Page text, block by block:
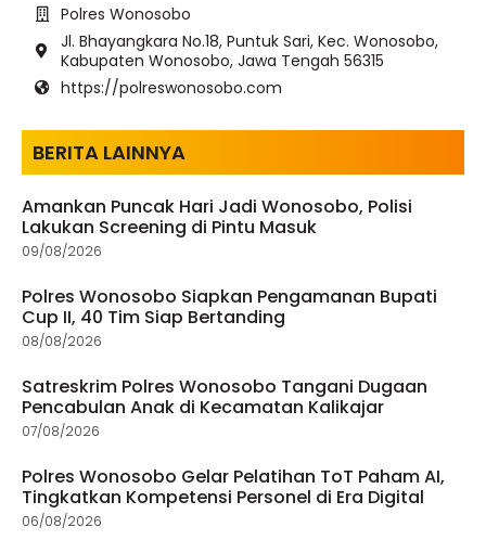
Polres Wonosobo
Jl. Bhayangkara No.18, Puntuk Sari, Kec. Wonosobo,
Kabupaten Wonosobo, Jawa Tengah 56315
https://polreswonosobo.com
BERITA LAINNYA
Amankan Puncak Hari Jadi Wonosobo, Polisi
Lakukan Screening di Pintu Masuk
09/08/2026
Polres Wonosobo Siapkan Pengamanan Bupati
Cup II, 40 Tim Siap Bertanding
08/08/2026
Satreskrim Polres Wonosobo Tangani Dugaan
Pencabulan Anak di Kecamatan Kalikajar
07/08/2026
Polres Wonosobo Gelar Pelatihan ToT Paham AI,
Tingkatkan Kompetensi Personel di Era Digital
06/08/2026